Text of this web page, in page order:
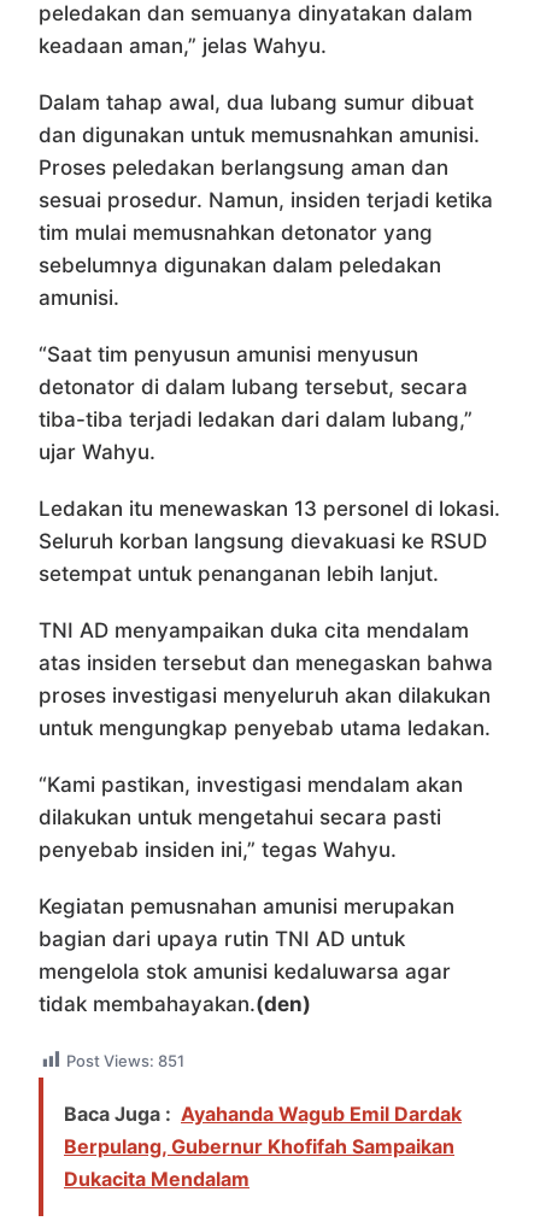
peledakan dan semuanya dinyatakan dalam
keadaan aman,” jelas Wahyu.
Dalam tahap awal, dua lubang sumur dibuat
dan digunakan untuk memusnahkan amunisi.
Proses peledakan berlangsung aman dan
sesuai prosedur. Namun, insiden terjadi ketika
tim mulai memusnahkan detonator yang
sebelumnya digunakan dalam peledakan
amunisi.
“Saat tim penyusun amunisi menyusun
detonator di dalam lubang tersebut, secara
tiba-tiba terjadi ledakan dari dalam lubang,”
ujar Wahyu.
Ledakan itu menewaskan 13 personel di lokasi.
Seluruh korban langsung dievakuasi ke RSUD
setempat untuk penanganan lebih lanjut.
TNI AD menyampaikan duka cita mendalam
atas insiden tersebut dan menegaskan bahwa
proses investigasi menyeluruh akan dilakukan
untuk mengungkap penyebab utama ledakan.
“Kami pastikan, investigasi mendalam akan
dilakukan untuk mengetahui secara pasti
penyebab insiden ini,” tegas Wahyu.
Kegiatan pemusnahan amunisi merupakan
bagian dari upaya rutin TNI AD untuk
mengelola stok amunisi kedaluwarsa agar
tidak membahayakan.(den)
Post Views: 851
Baca Juga : Ayahanda Wagub Emil Dardak
Berpulang, Gubernur Khofifah Sampaikan
Dukacita Mendalam